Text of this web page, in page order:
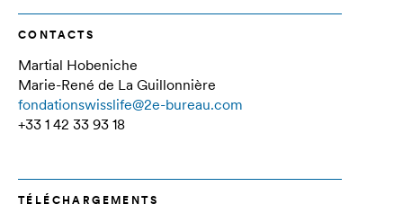
CONTACTS
Martial Hobeniche
Marie-René de La Guillonnière
fondationswisslife@2e-bureau.com
+33 1 42 33 93 18
TÉLÉCHARGEMENTS